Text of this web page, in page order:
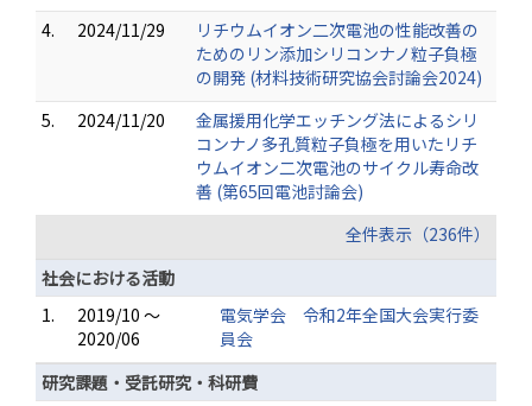
4.
2024/11/29
リチウムイオン二次電池の性能改善の
ためのリン添加シリコンナノ粒子負極
の開発 (材料技術研究協会討論会2024)
5.
2024/11/20
金属援用化学エッチング法によるシリ
コンナノ多孔質粒子負極を用いたリチ
ウムイオン二次電池のサイクル寿命改
善 (第65回電池討論会)
全件表示（236件）
社会における活動
1.
2019/10 ～
2020/06
電気学会 令和2年全国大会実行委
員会
研究課題・受託研究・科研費